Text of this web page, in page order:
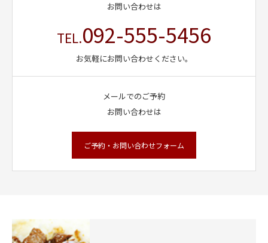
お問い合わせは
TEL.092-555-5456
お気軽にお問い合わせください。
メールでのご予約
お問い合わせは
ご予約・お問い合わせフォーム